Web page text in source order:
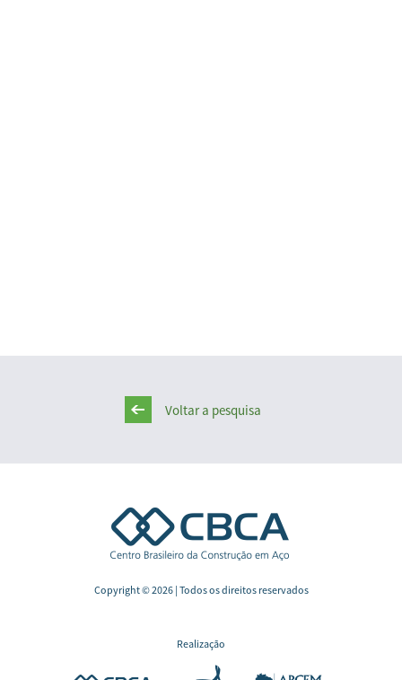
Voltar a pesquisa
Copyright © 2026 | Todos os direitos reservados
Realização